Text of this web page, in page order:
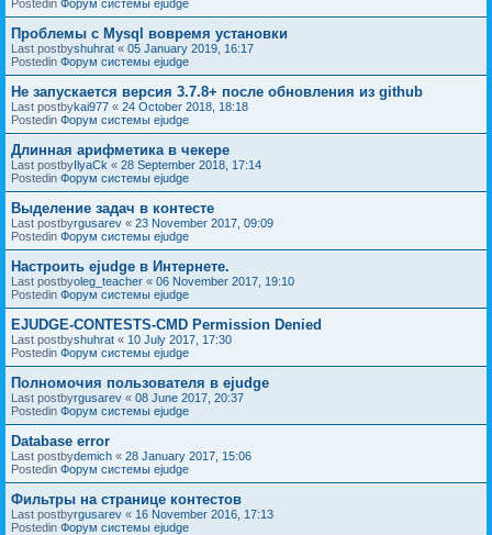
Postedin Форум системы ejudge
Проблемы с Mysql вовремя установки
Last postbyshuhrat « 05 January 2019, 16:17
Postedin Форум системы ejudge
Не запускается версия 3.7.8+ после обновления из github
Last postbykai977 « 24 October 2018, 18:18
Postedin Форум системы ejudge
Длинная арифметика в чекере
Last postbyIlyaCk « 28 September 2018, 17:14
Postedin Форум системы ejudge
Выделение задач в контесте
Last postbyrgusarev « 23 November 2017, 09:09
Postedin Форум системы ejudge
Настроить ejudge в Интернете.
Last postbyoleg_teacher « 06 November 2017, 19:10
Postedin Форум системы ejudge
EJUDGE-CONTESTS-CMD Permission Denied
Last postbyshuhrat « 10 July 2017, 17:30
Postedin Форум системы ejudge
Полномочия пользователя в ejudge
Last postbyrgusarev « 08 June 2017, 20:37
Postedin Форум системы ejudge
Database error
Last postbydemich « 28 January 2017, 15:06
Postedin Форум системы ejudge
Фильтры на странице контестов
Last postbyrgusarev « 16 November 2016, 17:13
Postedin Форум системы ejudge